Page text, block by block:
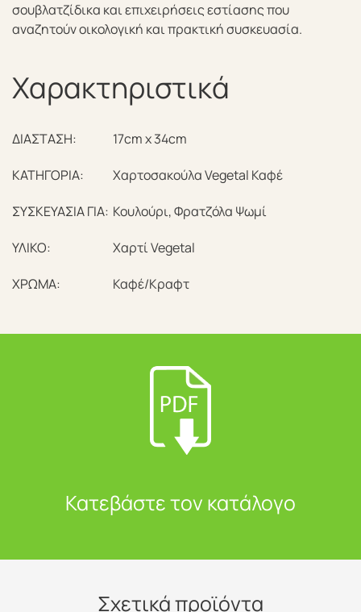
σουβλατζίδικα και επιχειρήσεις εστίασης που
αναζητούν οικολογική και πρακτική συσκευασία.
Χαρακτηριστικά
ΔΙΑΣΤΑΣΗ: 17cm x 34cm
ΚΑΤΗΓΟΡΙΑ: Χαρτοσακούλα Vegetal Καφέ
ΣΥΣΚΕΥΑΣΙΑ ΓΙΑ: Κουλούρι, Φρατζόλα Ψωμί
ΥΛΙΚΟ: Χαρτί Vegetal
ΧΡΩΜΑ: Καφέ/Κραφτ
Κατεβάστε τον κατάλογο
Σχετικά προϊόντα